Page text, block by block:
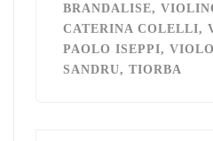
BRANDALISE,
CATERINA COLELLI,
PAOLO ISEPPI,
SANDRU, TIORBA